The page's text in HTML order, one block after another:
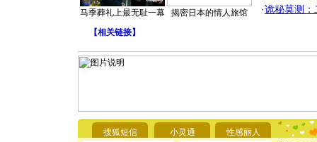
马季葬礼上最无耻一幕 揭密日本的情人旅馆
·诡秘莫测：
【相关链接】
搜狐短信 小灵通 性感丽人
你太多，
要平安！
[圣诞节]